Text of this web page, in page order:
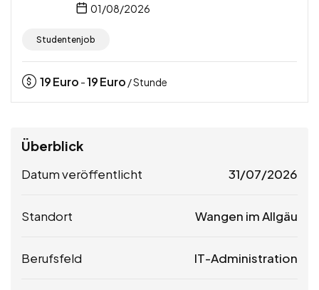
01/08/2026
Studentenjob
19Euro -19Euro / Stunde
Überblick
Datum veröffentlicht 31/07/2026
Standort Wangen im Allgäu
Berufsfeld IT-Administration